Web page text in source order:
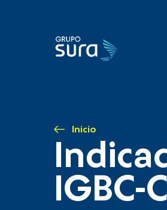
Inicio
IGBC-